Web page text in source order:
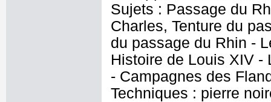
Sujets : Passage du
Charles, Tenture du
du passage du Rhin -
Histoire de Louis XIV -
- Campagnes des
Techniques : pierre